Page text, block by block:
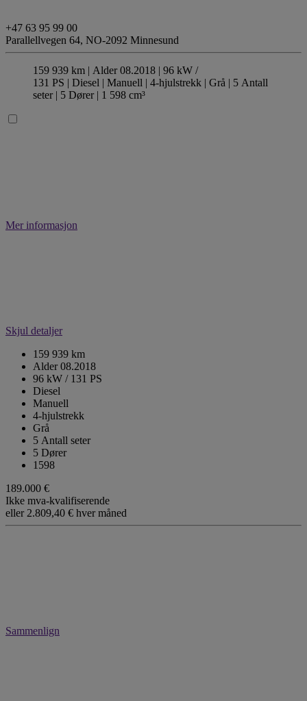
+47 63 95 99 00
Parallellvegen 64, NO-2092 Minnesund
159 939 km | Alder 08.2018 | 96 kW /
131 PS | Diesel | Manuell | 4-hjulstrekk | Grå | 5 Antall
seter| 5 Dører| 1 598 cm³
Mer informasjon
Skjul detaljer
159 939 km
Alder 08.2018
96 kW / 131 PS
Diesel
Manuell
4-hjulstrekk
Grå
5 Antall seter
5 Dører
1598
189.000 €
Ikke mva-kvalifiserende
eller 2.809,40 € hver måned
Sammenlign